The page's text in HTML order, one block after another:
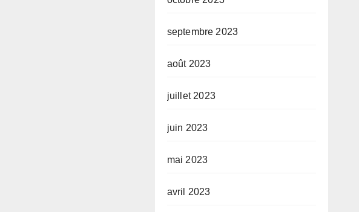
septembre 2023
août 2023
juillet 2023
juin 2023
mai 2023
avril 2023